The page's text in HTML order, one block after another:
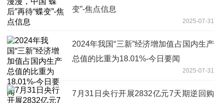
变”-焦点信息
2025-07-31
2024年我国“三新”经济增加值占国内生产
总值的比重为18.01%-今日要闻
2025-07-31
7月31日央行开展2832亿元7天期逆回购